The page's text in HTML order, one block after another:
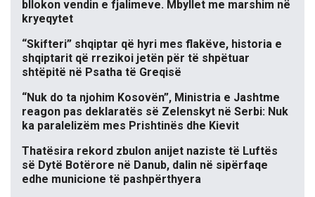
bllokon vendin e fjalimeve. Mbyllet me marshim në
kryeqytet
“Skifteri” shqiptar që hyri mes flakëve, historia e
shqiptarit që rrezikoi jetën për të shpëtuar
shtëpitë në Psatha të Greqisë
“Nuk do ta njohim Kosovën”, Ministria e Jashtme
reagon pas deklaratës së Zelenskyt në Serbi: Nuk
ka paralelizëm mes Prishtinës dhe Kievit
Thatësira rekord zbulon anijet naziste të Luftës
së Dytë Botërore në Danub, dalin në sipërfaqe
edhe municione të pashpërthyera